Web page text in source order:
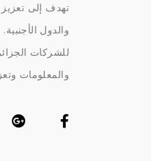
تهدف إلى تعزيز
والدول
للشركات
والمعلومات